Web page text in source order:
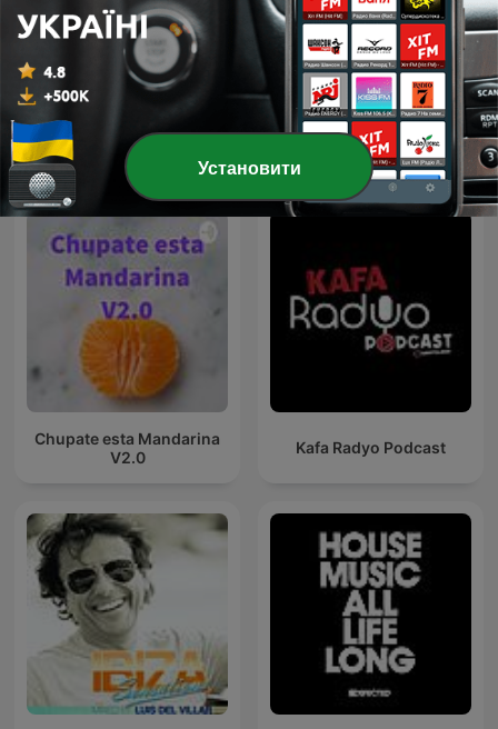
Bassface (Drum & Bass)
DNBRADIO.com - Fresh
Jungle, Drum and Bass,
DNB
Міжнародні Музика подкасти
Chupate esta Mandarina
V2.0
Kafa Radyo Podcast
Установити